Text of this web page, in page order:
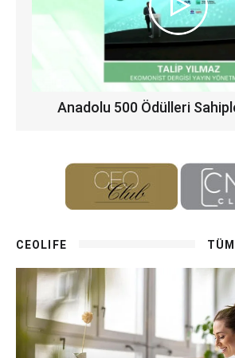
Anadolu 500 Ödülleri
CEOLIFE